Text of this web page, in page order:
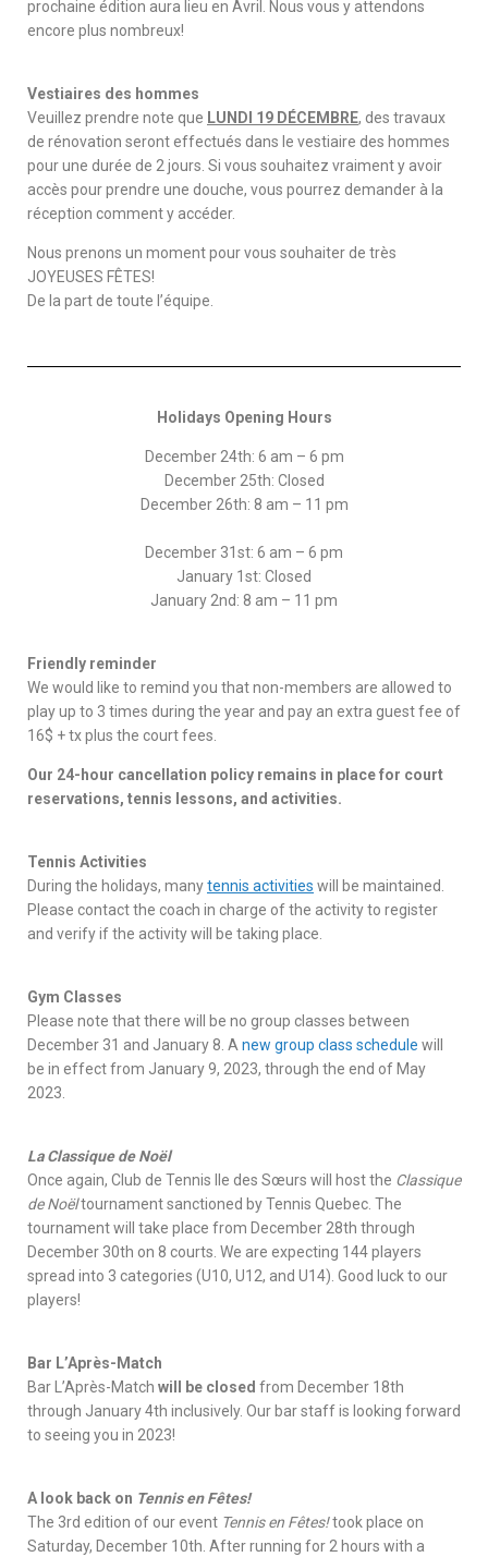
prochaine édition aura lieu en Avril. Nous vous y attendons
encore plus nombreux!
Vestiaires des hommes
Veuillez prendre note que LUNDI 19 DÉCEMBRE, des travaux
de rénovation seront effectués dans le vestiaire des hommes
pour une durée de 2 jours. Si vous souhaitez vraiment y avoir
accès pour prendre une douche, vous pourrez demander à la
réception comment y accéder.
Nous prenons un moment pour vous souhaiter de très
JOYEUSES FÊTES!
De la part de toute l’équipe.
Holidays Opening Hours
December 24th: 6 am – 6 pm
December 25th: Closed
December 26th: 8 am – 11 pm
December 31st: 6 am – 6 pm
January 1st: Closed
January 2nd: 8 am – 11 pm
Friendly reminder
We would like to remind you that non-members are allowed to
play up to 3 times during the year and pay an extra guest fee of
16$ + tx plus the court fees.
Our 24-hour cancellation policy remains in place for court
reservations, tennis lessons, and activities.
Tennis Activities
During the holidays, manytennis activities will be maintained.
Please contact the coach in charge of the activity to register
and verify if the activity will be taking place.
Gym Classes
Please note that there will be no group classes between
December 31 and January 8. A new group class schedule will
be in effect from January 9, 2023, through the end of May
2023.
La Classique de Noël
Once again, Club de Tennis Ile des Sœurs will host the Classique
de Noëltournament sanctioned by Tennis Quebec. The
tournament will take place from December 28th through
December 30th on 8 courts. We are expecting 144 players
spread into 3 categories (U10, U12, and U14). Good luck to our
players!
Bar L’Après-Match
Bar L’Après-Match will be closed from December 18th
through January 4th inclusively. Our bar staff is looking forward
to seeing you in 2023!
A look back on Tennis en Fêtes!
The 3rd edition of our event Tennis en Fêtes!took place on
Saturday, December 10th. After running for 2 hours with a